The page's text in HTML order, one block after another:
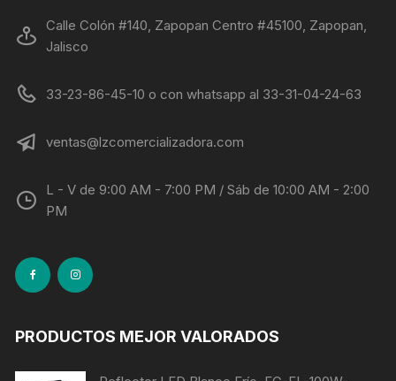
Calle Colón #140, Zapopan Centro #45100, Zapopan,
Jalisco
33-23-86-45-10 o con whatsapp al 33-31-04-24-63
ventas@lzcomercializadora.com
L - V de 9:00 AM - 7:00 PM / Sáb de 10:00 AM - 2:00
PM
PRODUCTOS MEJOR VALORADOS